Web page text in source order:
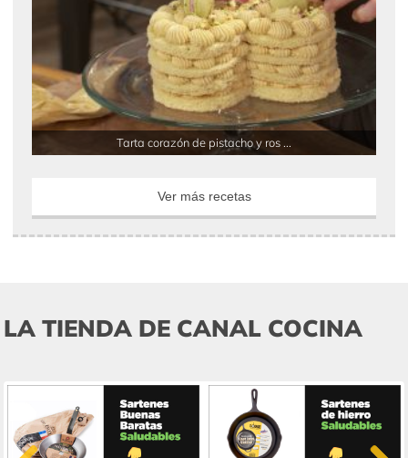
Tarta corazón de pistacho y ros ...
Ver más recetas
LA TIENDA DE CANAL COCINA